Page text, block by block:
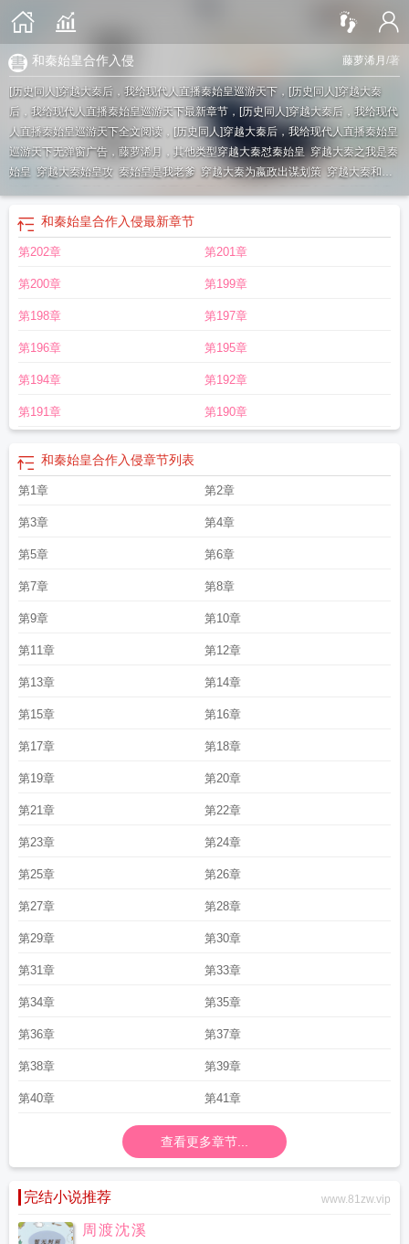
藤萝浠月 /著
和秦始皇合作入侵
[历史同人]穿越大秦后，我给现代人直播秦始皇巡游天下，[历史同人]穿越大秦
后，我给现代人直播秦始皇巡游天下最新章节，[历史同人]穿越大秦后，我给现代
人直播秦始皇巡游天下全文阅读，[历史同人]穿越大秦后，我给现代人直播秦始皇
巡游天下无弹窗广告，藤萝浠月，其他类型穿越大秦怼秦始皇穿越大秦之我是秦
始皇 穿越大秦始皇攻 秦始皇是我老爹 穿越大秦为嬴政出谋划策 穿越大秦和秦
与秦始皇的
和秦始皇合作入侵异世界
秦成为秦始皇
作入侵异世界最新章节列表
穿越大秦被秦始皇听心声
和秦始皇合作入侵最新章节
第202章 第201章
第200章 第199章
第198章 第197章
第196章 第195章
第194章 第192章
第191章 第190章
和秦始皇合作入侵章节列表
第1章 第2章
第3章 第4章
第5章 第6章
第7章 第8章
第9章 第10章
第11章 第12章
第13章 第14章
第15章 第16章
第17章 第18章
第19章 第20章
第21章 第22章
第23章 第24章
第25章 第26章
第27章 第28章
第29章 第30章
第31章 第33章
第34章 第35章
第36章 第37章
第38章 第39章
第40章 第41章
查看更多章节...
完结小说推荐 www.81zw.vip
周渡沈溪